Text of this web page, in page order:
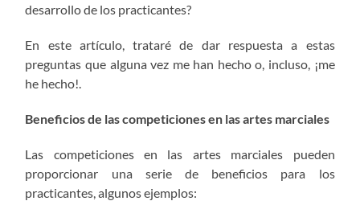
desarrollo de los practicantes?
En este artículo, trataré de dar respuesta a estas
preguntas que alguna vez me han hecho o, incluso, ¡me
he hecho!.
Beneficios de las competiciones en las artes marciales
Las competiciones en las artes marciales pueden
proporcionar una serie de beneficios para los
practicantes, algunos ejemplos: